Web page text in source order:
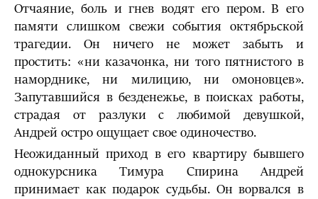
Отчаяние, боль и гнев водят его пером. В его
памяти слишком свежи события октябрьской
трагедии. Он ничего не может забыть и
простить: «ни казачонка, ни того пятнистого в
наморднике, ни милицию, ни омоновцев».
Запутавшийся в безденежье, в поисках работы,
страдая от разлуки с любимой девушкой,
Андрей остро ощущает свое одиночество.
Неожиданный приход в его квартиру бывшего
однокурсника Тимура Спирина Андрей
принимает как подарок судьбы. Он ворвался в